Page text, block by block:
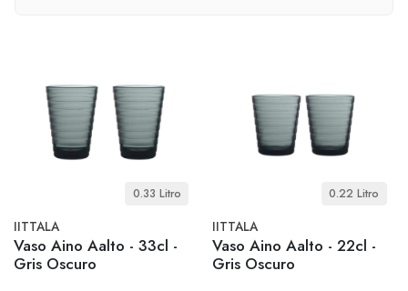
0.33 Litro
IITTALA
Vaso Aino Aalto - 33cl -
Gris Oscuro
0.22 Litro
IITTALA
Vaso Aino Aalto - 22cl -
Gris Oscuro